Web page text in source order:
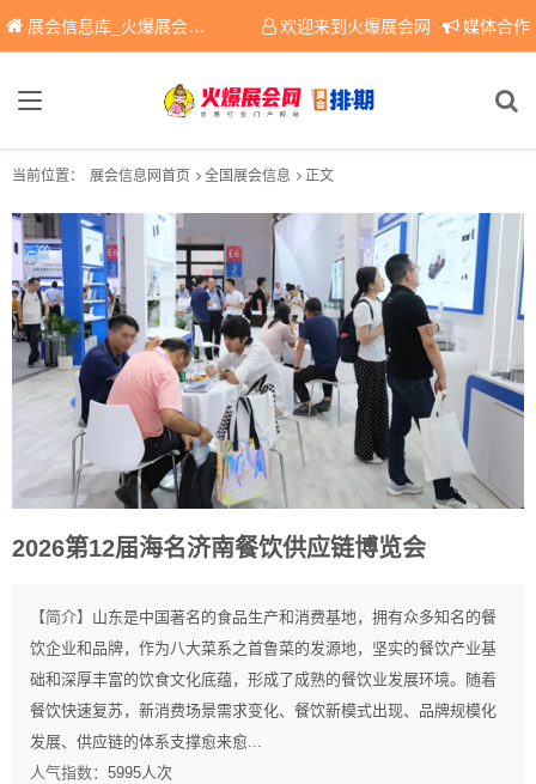
展会信息库_火爆展会网免费展会信息查询平台，提供专业会展服务！ 欢迎来到火爆展会网 媒体合作
当前位置： 展会信息网首页 全国展会信息 正文
2026第12届海名济南餐饮供应链博览会
【简介】 山东是中国著名的食品生产和消费基地，拥有众多知名的餐
饮企业和品牌，作为八大菜系之首鲁菜的发源地，坚实的餐饮产业基
础和深厚丰富的饮食文化底蕴，形成了成熟的餐饮业发展环境。随着
餐饮快速复苏，新消费场景需求变化、餐饮新模式出现、品牌规模化
发展、供应链的体系支撑愈来愈...
人气指数： 5995人次